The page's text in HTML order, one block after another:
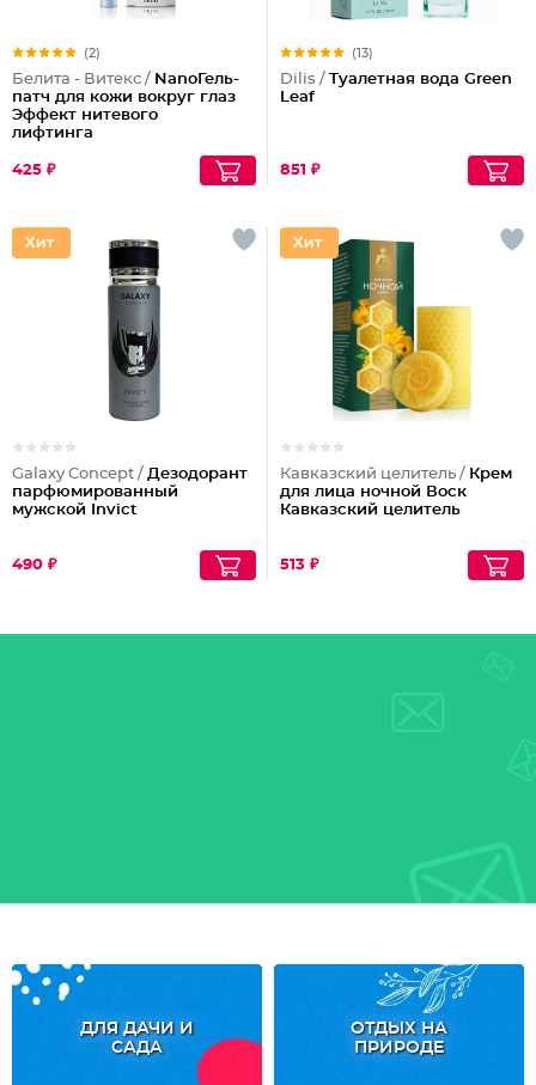
(2)
Белита - Витекс / NanoГель-
патч для кожи вокруг глаз
Эффект нитевого
лифтинга
425 ₽
(13)
Dilis / Туалетная вода Green
Leaf
851 ₽
Galaxy Concept / Дезодорант
парфюмированный
мужской Invict
490 ₽
Кавказский целитель / Крем
для лица ночной Воск
Кавказский целитель
513 ₽
ДЛЯ ДАЧИ И
САДА
ОТДЫХ НА
ПРИРОДЕ